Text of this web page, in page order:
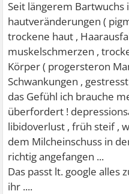
Seit längerem
hautveränderungen (
trockene haut ,
muskelschmerzen ,
Körper ( progersteron
Schwankungen ,
das Gefühl ich brauche
überfordert !
libidoverlust , früh steif ,
dem Milcheinschuss in
richtig angefangen ...
Das passt lt. google alles
ihr ....